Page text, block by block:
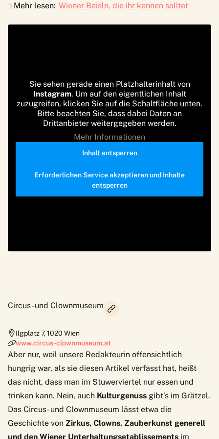
Mehr lesen: Wiener Beisln, die ihr kennen solltet
Sie sehen gerade einen Platzhalterinhalt von
Instagram. Um auf den eigentlichen Inhalt
zuzugreifen, klicken Sie auf die Schaltfläche unten.
Bitte beachten Sie, dass dabei Daten an
Drittanbieter weitergegeben werden.
Mehr Informationen
Inhalt entsperren
Erforderlichen Service akzeptieren und Inhalte
entsperren
Circus- und Clownmuseum
Ilgplatz 7,1020 Wien
www.circus-clownmuseum.at
Aber nur, weil unsere Redakteurin offensichtlich
hungrig war, als sie diesen Artikel verfasst hat, heißt
das nicht, dass man im Stuwerviertel nur essen und
trinken kann. Nein, auch Kulturgenuss gibt’s im Grätzel.
Das Circus- und Clownmuseum lässt etwa die
Geschichte von Zirkus, Clowns, Zauberkunst generell
und den Wiener Unterhaltungsetablissements im